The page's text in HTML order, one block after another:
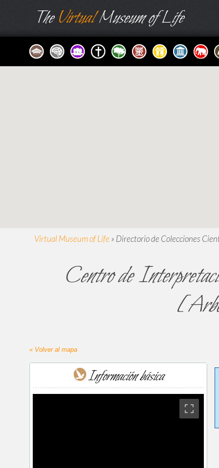
TheVirtualMuseum of Life
Virtual Museum of Life » Directorio de Colecciones
Centro de
« Volver al mapa
Información básica